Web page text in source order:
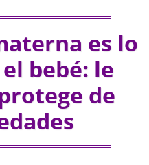
es lo
bebé: le
de